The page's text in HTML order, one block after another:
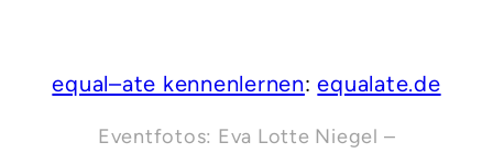
equal–ate kennenlernen:equalate.de
Eventfotos: Eva Lotte Niegel –